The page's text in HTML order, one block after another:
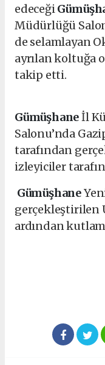
edeceği
Müdürlüğü
de selamlayan
ayrılan koltuğa
takip etti.
Gümüşhaneİl
Salonu’nda
tarafından
izleyiciler
Gümüşhane
gerçekleştirilen
ardından